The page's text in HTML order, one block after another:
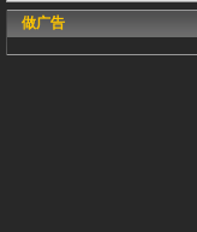
做广告